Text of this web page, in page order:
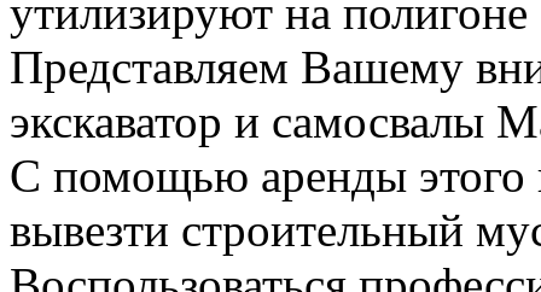
утилизируют на полигоне
Представляем Вашему
экскаватор и самосвалы
С помощью аренды этого
вывезти строительный